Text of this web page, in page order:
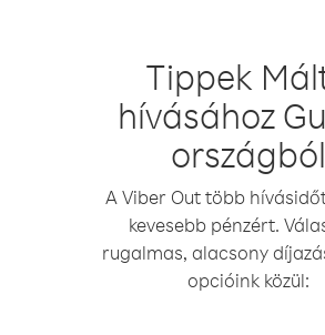
Tippek
hívásához
országból
A Viber Out több
kevesebb pénzért.
rugalmas, alacsony
opcióink közül: